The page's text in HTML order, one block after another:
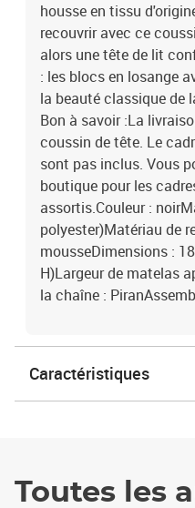
housse en tissu
recouvrir avec ce
alors une tête de lit
: les blocs en losange
la beauté classique de
Bon à savoir :La
coussin de tête. Le
sont pas inclus. Vous
boutique pour les
assortis.Couleur :
polyester)Matériau de
mousseDimensions :
H)Largeur de matelas
la chaîne :
Caractéristiques
Toutes les